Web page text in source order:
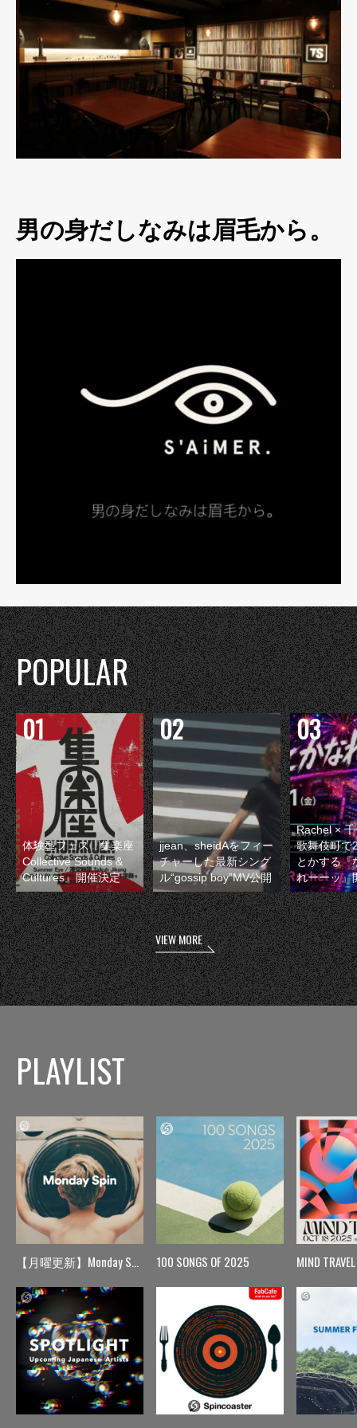
男の身だしなみは眉毛から。
POPULAR
体験型フェス『集楽座
Collective Sounds &
Cultures』開催決定
jjean、sheidAをフィー
チャーした最新シング
ル“gossip boy”MV公開
Rachel ×
歌舞伎町で
とかする『
れーーッ』
VIEW MORE
PLAYLIST
【月曜更新】Monday Spin 100 SONGS OF 2025 MIND TRAVEL